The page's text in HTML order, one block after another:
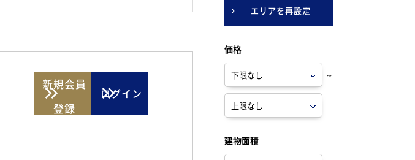
新規会員
登録
ログイン
エリアを再設定
価格
～
建物面積